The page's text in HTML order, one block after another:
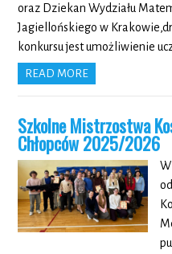
oraz Dziekan Wydziału
Jagiellońskiego w
konkursu jest umożliwienie
READ MORE
Szkolne Mistrzostwa
Chłopców 2025/2026